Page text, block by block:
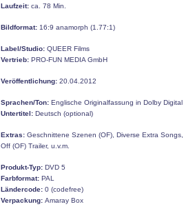
Laufzeit: ca. 78 Min.
Bildformat: 16:9 anamorph (1.77:1)
Label/Studio: QUEER Films
Vertrieb: PRO-FUN MEDIA GmbH
Veröffentlichung: 20.04.2012
Sprachen/Ton: Englische Originalfassung in Dolby
Untertitel: Deutsch (optional)
Extras: Geschnittene Szenen (OF), Diverse Extra
Off (OF) Trailer, u.v.m.
Produkt-Typ: DVD 5
Farbformat: PAL
Ländercode: 0 (codefree)
Verpackung: Amaray Box